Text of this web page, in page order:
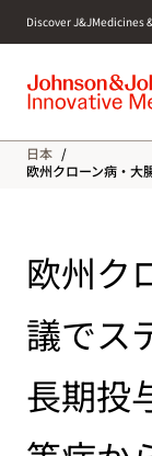
c
Discover J&JMedicines
日本 /
欧州クローン病・大
欧州ク
議でス
長期投